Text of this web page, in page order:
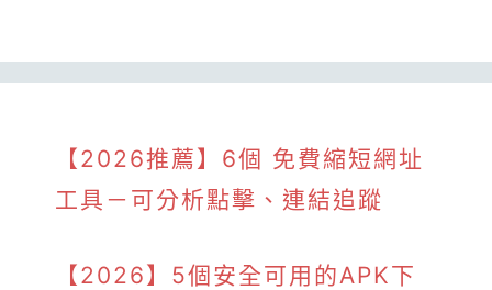
【2026推薦】6個 免費縮短網址
工具－可分析點擊、連結追蹤
【2026】5個安全可用的APK下